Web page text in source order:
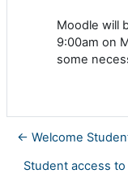
Moodle will
9:00am on
some
← Welcome
Student access